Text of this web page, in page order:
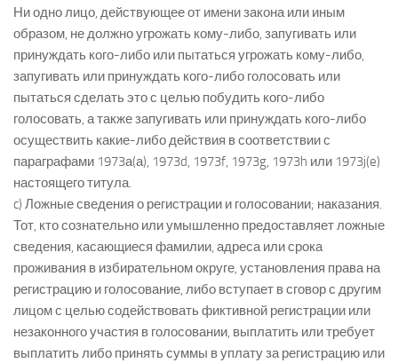
Ни одно лицо, действующее от имени закона или иным
образом, не должно угрожать кому-либо, запугивать или
принуждать кого-либо или пытаться угрожать кому-либо,
запугивать или принуждать кого-либо голосовать или
пытаться сделать это с целью побудить кого-либо
голосовать, а также запугивать или принуждать кого-либо
осуществить какие-либо действия в соответствии с
параграфами 1973а(а), 1973d, 1973f, 1973g, 1973h или 1973j(e)
настоящего титула.
c) Ложные сведения о регистрации и голосовании; наказания.
Тот, кто сознательно или умышленно предоставляет ложные
сведения, касающиеся фамилии, адреса или срока
проживания в избирательном округе, установления права на
регистрацию и голосование, либо вступает в сговор с другим
лицом с целью содействовать фиктивной регистрации или
незаконного участия в голосовании, выплатить или требует
выплатить либо принять суммы в уплату за регистрацию или